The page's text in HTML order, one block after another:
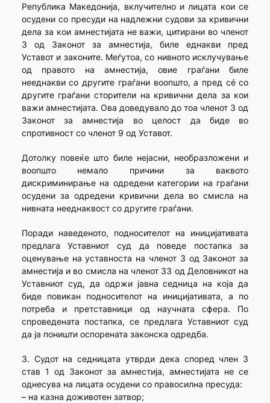
Република Македонија, вклучително и лицата кои се
осудени со пресуди на надлежни судови за кривични
дела за кои амнестијата не важи, цитирани во членот
3 од Законот за амнестија, биле еднакви пред
Уставот и законите. Меѓутоа, со нивното исклучување
од правото на амнестија, овие граѓани биле
нееднакви со другите граѓани воопшто, а пред сé со
другите граѓани сторители на кривични дела за кои
важи амнестијата. Ова доведувало до тоа членот 3 од
Законот за амнестија во целост да биде во
спротивност со членот 9 од Уставот.
Дотолку повеќе што биле нејасни, необразложени и
воопшто немало причини за ваквото
дискриминирање на одредени категории на граѓани
осудени за одредени кривични дела во смисла на
нивната нееднаквост со другите граѓани.
Поради наведеното, подносителот на иницијативата
предлага Уставниот суд да поведе постапка за
оценување на уставноста на членот 3 од Законот за
амнестија и во смисла на членот 33 од Деловникот на
Уставниот суд, да одржи јавна седница на која да
биде повикан подносителот на иницијативата, а по
потреба и претставници од научната сфера. По
спроведената постапка, се предлага Уставниот суд
да ја поништи оспорената законска одредба.
3. Судот на седницата утврди дека според член 3
став 1 од Законот за амнестија, амнестијата не се
однесува на лицата осудени со правосилна пресуда:
– на казна доживотен затвор;